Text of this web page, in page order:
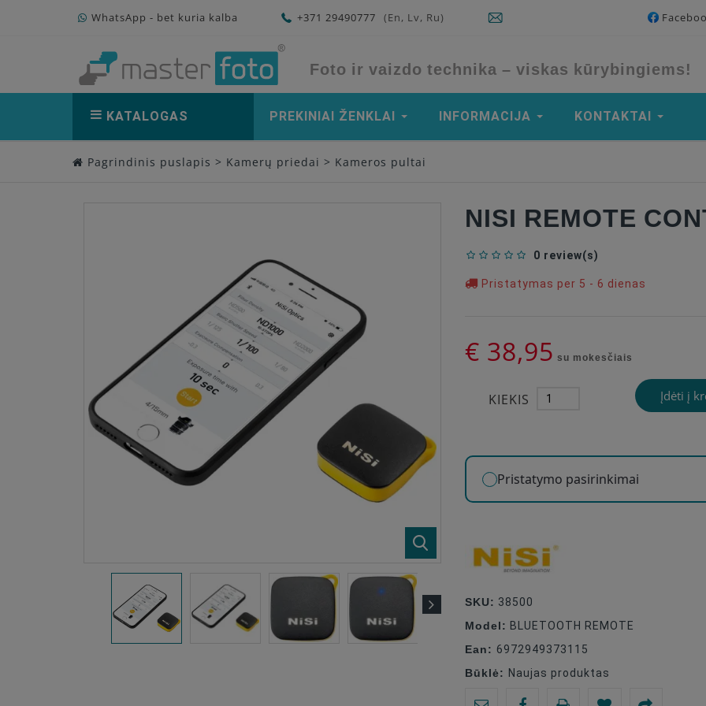
WhatsApp - bet kuria kalba +371 29490777 (En, Lv, Ru)
Foto ir vaizdo technika – viskas kūrybingiems!
KATALOGAS PREKINIAI ŽENKLAI INFORMACIJA KONTAKTAI
Pagrindinis puslapis > Kamerų priedai > Kameros pultai
NISI REMOTE
0 review(s)
Pristatymas per 5 - 6 dienas
€ 38,95 su mokesčiais
KIEKIS Įdėti į
Pristatymo pasirinkimai
SKU: 38500
Model: BLUETOOTH REMOTE
Ean: 6972949373115
Būklė: Naujas produktas